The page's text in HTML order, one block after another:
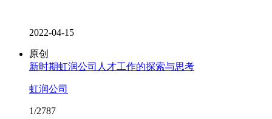
2022-04-15
原创
新时期虹润公司人才工作的探索与思考
虹润公司
1/2787